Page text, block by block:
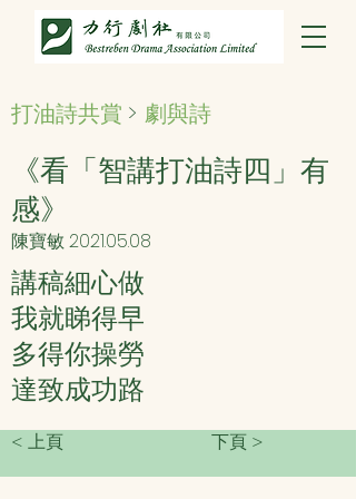
打油詩共賞 > 劇與詩
《看「智講打油詩四」有
感》
陳寶敏2021.05.08
講稿細心做
我就睇得早
多得你操勞
達致成功路
< 上頁 下頁 >